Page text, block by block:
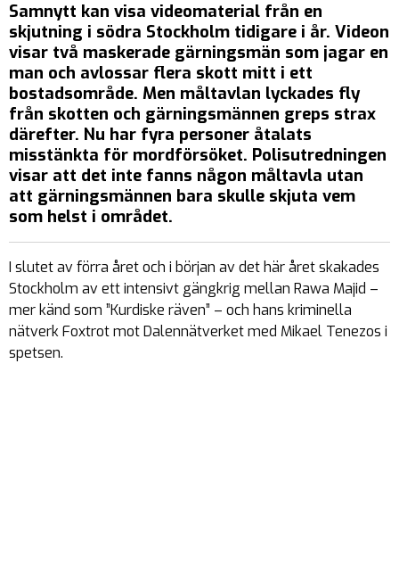
Samnytt kan visa videomaterial från en
skjutning i södra Stockholm tidigare i år. Videon
visar två maskerade gärningsmän som jagar en
man och avlossar flera skott mitt i ett
bostadsområde. Men måltavlan lyckades fly
från skotten och gärningsmännen greps strax
därefter. Nu har fyra personer åtalats
misstänkta för mordförsöket. Polisutredningen
visar att det inte fanns någon måltavla utan
att gärningsmännen bara skulle skjuta vem
som helst i området.
I slutet av förra året och i början av det här året skakades
Stockholm av ett intensivt gängkrig mellan Rawa Majid –
mer känd som ”Kurdiske räven” – och hans kriminella
nätverk Foxtrot mot Dalennätverket med Mikael Tenezos i
spetsen.